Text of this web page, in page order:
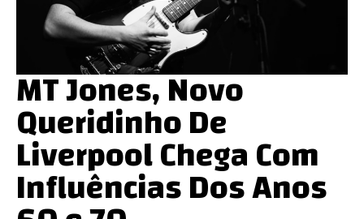
MT Jones, Novo
Queridinho De
Liverpool Chega Com
Influências Dos Anos